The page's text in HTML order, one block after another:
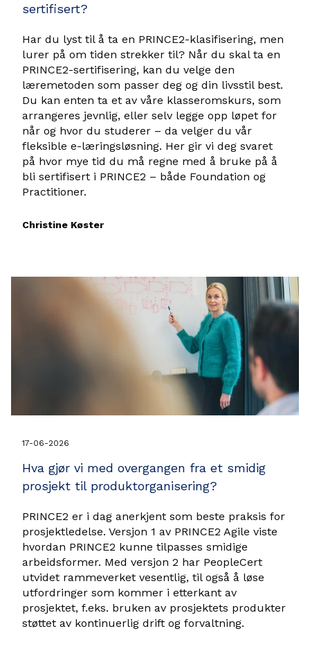
sertifisert?
Har du lyst til å ta en PRINCE2-klasifisering, men
lurer på om tiden strekker til? Når du skal ta en
PRINCE2-sertifisering, kan du velge den
læremetoden som passer deg og din livsstil best.
Du kan enten ta et av våre klasseromskurs, som
arrangeres jevnlig, eller selv legge opp løpet for
når og hvor du studerer – da velger du vår
fleksible e-læringsløsning. Her gir vi deg svaret
på hvor mye tid du må regne med å bruke på å
bli sertifisert i PRINCE2 – både Foundation og
Practitioner.
Christine Køster
17-06-2026
Hva gjør vi med overgangen fra et smidig
prosjekt til produktorganisering?
PRINCE2 er i dag anerkjent som beste praksis for
prosjektledelse. Versjon 1 av PRINCE2 Agile viste
hvordan PRINCE2 kunne tilpasses smidige
arbeidsformer. Med versjon 2 har PeopleCert
utvidet rammeverket vesentlig, til også å løse
utfordringer som kommer i etterkant av
prosjektet, f.eks. bruken av prosjektets produkter
støttet av kontinuerlig drift og forvaltning.